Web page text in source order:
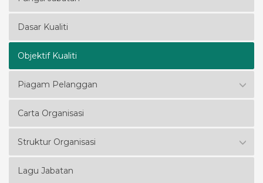
Dasar Kualiti
Objektif Kualiti
Piagam Pelanggan
Carta Organisasi
Struktur Organisasi
Lagu Jabatan